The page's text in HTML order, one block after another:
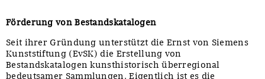
Förderung von Bestandskatalogen
Seit ihrer Gründung unterstützt die Ernst von Siemens
Kunststiftung (EvSK) die Erstellung von
Bestandskatalogen kunsthistorisch überregional
bedeutsamer Sammlungen. Eigentlich ist es die
Zwischenfinanzierung